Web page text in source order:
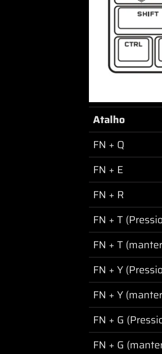
Atalho
FN + Q
FN + E
FN + R
FN + T
FN + T
FN + Y
FN + Y
FN + G
FN + G